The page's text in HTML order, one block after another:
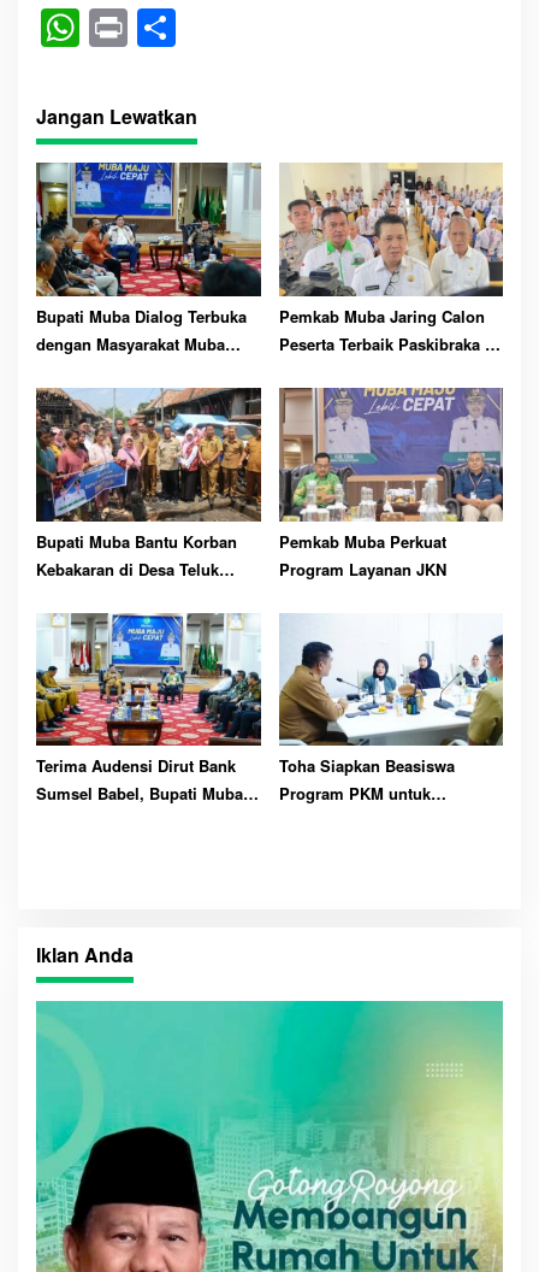
W
ts
A
pp
Pr
t re
Jangan Lewatkan
Bupati Muba Dialog Terbuka
dengan Masyarakat Muba
Pemkab Muba Jaring Calon
Peserta Terbaik Paskibraka ke
Bupati Muba Bantu Korban
Kebakaran di Desa Teluk
Pemkab Muba Perkuat
Program Layanan JKN
Terima Audensi Dirut Bank
Sumsel Babel, Bupati Muba
Toha Siapkan Beasiswa
Program PKM untuk
Iklan Anda